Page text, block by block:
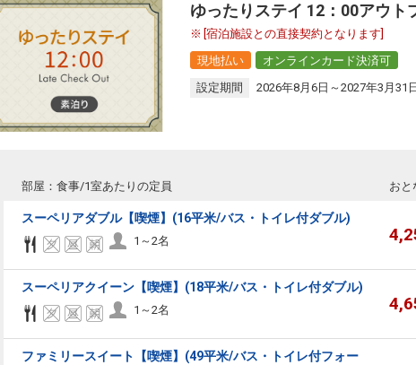
ゆったりステイ 12：00アウト
[宿泊施設との直接契約となります]
現地払い
オンラインカード決済可
設定期間
2026年8月6日～2027年3月31日
部屋：食事/1室あたりの定員 おと
スーペリアダブル【喫煙】(16平米/バス・トイレ付ダブル)
1～2名
スーペリアクイーン【喫煙】(18平米/バス・トイレ付ダブル)
1～2名
ファミリースイート【喫煙】(49平米/バス・トイレ付フォー